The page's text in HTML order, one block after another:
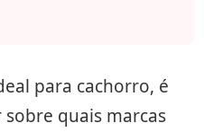
para cachorro, é
quais marcas